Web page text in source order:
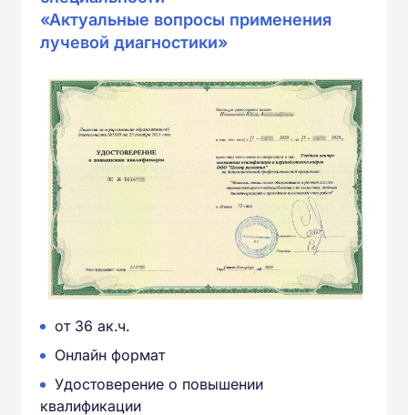
«Актуальные вопросы применения
лучевой диагностики»
от 36 ак.ч.
Онлайн формат
Удостоверение о повышении
квалификации